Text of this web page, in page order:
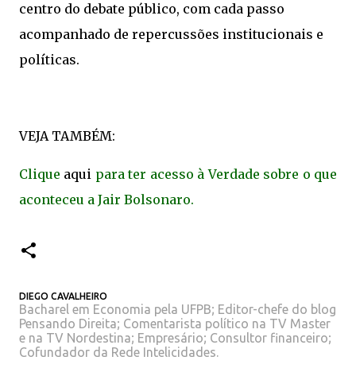
centro do debate público, com cada passo
acompanhado de repercussões institucionais e
políticas.
VEJA TAMBÉM:
Clique aqui para ter acesso à Verdade sobre o que
aconteceu a Jair Bolsonaro.
DIEGO CAVALHEIRO
Bacharel em Economia pela UFPB; Editor-chefe do blog
Pensando Direita; Comentarista político na TV Master
e na TV Nordestina; Empresário; Consultor financeiro;
Cofundador da Rede Intelicidades.